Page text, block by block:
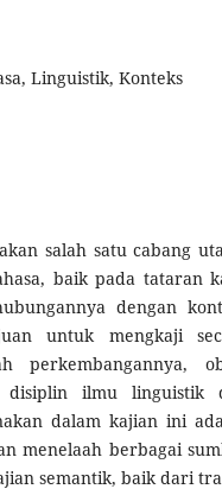
Linguistik, Konteks
salah satu cabang
baik pada tataran
dengan
untuk mengkaji
perkembangannya,
disiplin ilmu linguistik
dalam kajian ini
menelaah berbagai
semantik, baik dari